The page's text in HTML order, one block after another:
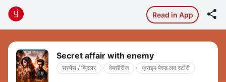
Read in App 
Secret affair with enemy
सस्पेंस / थ्रिलर वेबसीरीज क्राइम बेस्ड लव स्टोरी